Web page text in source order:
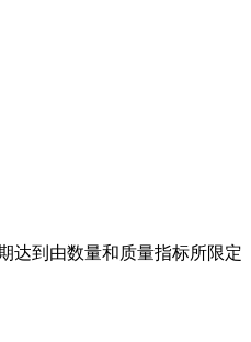
达到由数量和质量指标所限定